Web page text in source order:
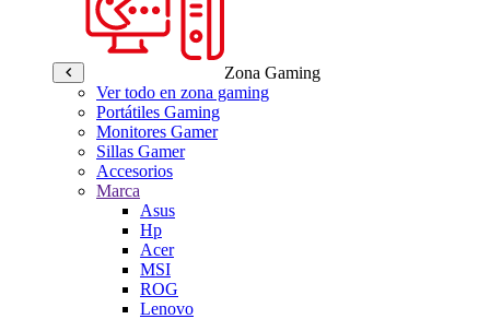
Zona Gaming
Ver todo en zona gaming
Portátiles Gaming
Monitores Gamer
Sillas Gamer
Accesorios
Marca
Asus
Hp
Acer
MSI
ROG
Lenovo